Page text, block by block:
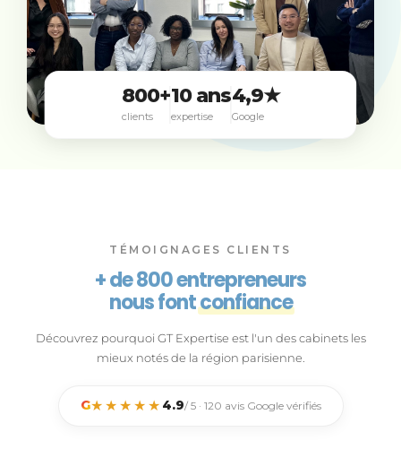
800+
clients
10 ans
expertise
4,9★
Google
TÉMOIGNAGES CLIENTS
+ de 800 entrepreneurs
nous fontconfiance
Découvrez pourquoi GT Expertise est l'un des cabinets les
mieux notés de la région parisienne.
G★★★★★ 4.9/ 5 · 120 avis Google vérifiés